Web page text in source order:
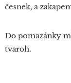
česnek, a
Do pomazánky
tvaroh.